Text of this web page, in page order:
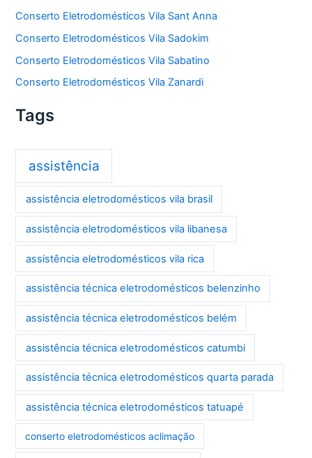
Conserto Eletrodomésticos Vila Sant Anna
Conserto Eletrodomésticos Vila Sadokim
Conserto Eletrodomésticos Vila Sabatino
Conserto Eletrodomésticos Vila Zanardi
Tags
assistência
assistência eletrodomésticos vila brasil
assistência eletrodomésticos vila libanesa
assistência eletrodomésticos vila rica
assistência técnica eletrodomésticos belenzinho
assistência técnica eletrodomésticos belém
assistência técnica eletrodomésticos catumbi
assistência técnica eletrodomésticos quarta parada
assistência técnica eletrodomésticos tatuapé
conserto eletrodomésticos aclimação